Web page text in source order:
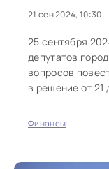
21 сен 2024, 10:30
25 сентября
депутатов
вопросов
в решение от 21
Финансы